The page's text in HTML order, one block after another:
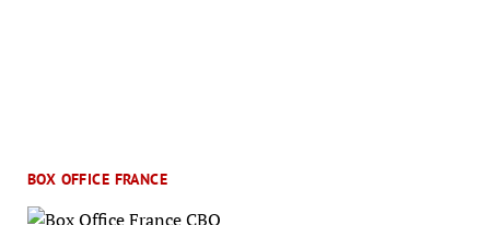
BOX OFFICE FRANCE